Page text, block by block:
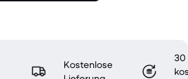
Kostenlose
30